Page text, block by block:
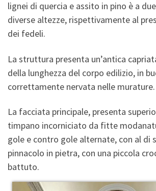
lignei di quercia e assito in pino è a
diverse altezze, rispettivamente al
dei fedeli.
La struttura presenta un’antica
della lunghezza del corpo edilizio, in
correttamente nervata nelle murature.
La facciata principale, presenta
timpano incorniciato da fitte
gole e contro gole alternate, con al di
pinnacolo in pietra, con una piccola
battuto.